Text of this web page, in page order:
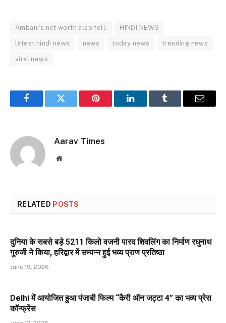
Ambani's net worth also fell. HINDI NEWS
latest hindi news news today news trending news
viral news
FacebookTwitter Pinterest LinkedInTumblr Email
Aarav Times
Website
RELATED POSTS
दुनिया के सबसे बड़े 5211 किलो वजनी पारद शिवलिंग का निर्माण रघुनाथ
गुरुजी ने किया, हरिद्वार में सम्पन्न हुई भव्य प्राण प्रतिष्ठा
June 19, 2026
Delhi में आयोजित हुआ पंजाबी फिल्म “कैरी ऑन जट्टा 4” का भव्य प्रेस
कॉन्फ्रेंस